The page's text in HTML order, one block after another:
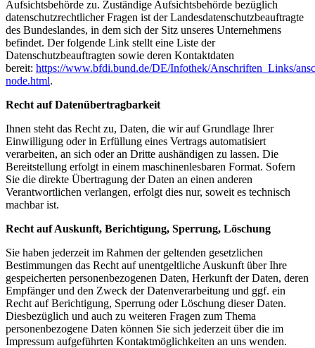
Aufsichtsbehörde zu. Zuständige Aufsichtsbehörde bezüglich
datenschutzrechtlicher Fragen ist der Landesdatenschutzbeauftragte
des Bundeslandes, in dem sich der Sitz unseres Unternehmens
befindet. Der folgende Link stellt eine Liste der
Datenschutzbeauftragten sowie deren Kontaktdaten
bereit: https://www.bfdi.bund.de/DE/Infothek/Anschriften_Links/
node.html.
Recht auf Datenübertragbarkeit
Ihnen steht das Recht zu, Daten, die wir auf Grundlage Ihrer
Einwilligung oder in Erfüllung eines Vertrags automatisiert
verarbeiten, an sich oder an Dritte aushändigen zu lassen. Die
Bereitstellung erfolgt in einem maschinenlesbaren Format. Sofern
Sie die direkte Übertragung der Daten an einen anderen
Verantwortlichen verlangen, erfolgt dies nur, soweit es technisch
machbar ist.
Recht auf Auskunft, Berichtigung, Sperrung, Löschung
Sie haben jederzeit im Rahmen der geltenden gesetzlichen
Bestimmungen das Recht auf unentgeltliche Auskunft über Ihre
gespeicherten personenbezogenen Daten, Herkunft der Daten, deren
Empfänger und den Zweck der Datenverarbeitung und ggf. ein
Recht auf Berichtigung, Sperrung oder Löschung dieser Daten.
Diesbezüglich und auch zu weiteren Fragen zum Thema
personenbezogene Daten können Sie sich jederzeit über die im
Impressum aufgeführten Kontaktmöglichkeiten an uns wenden.